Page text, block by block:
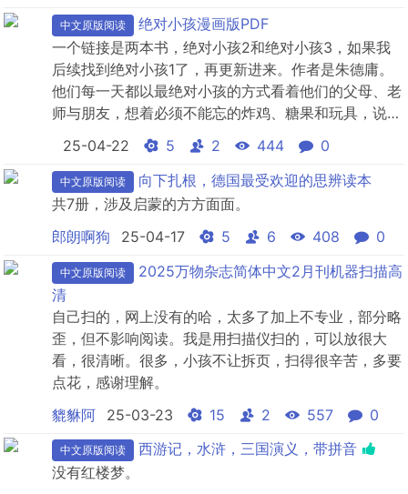
中文原版阅读
绝对小孩漫画版PDF
一个链接是两本书，绝对小孩2和绝对小孩3，如果我
后续找到绝对小孩1了，再更新进来。作者是朱德庸。
他们每一天都以最绝对小孩的方式看着他们的父母、老
师与朋友，想着必须不能忘的炸鸡、糖果和玩具，说着
小孩口中的“人间真相”，演着小孩与大人的拉拉扯扯。
朱德庸的漫画真的很经典。
25-04-22 5 2 444 0
中文原版阅读
向下扎根，德国最受欢迎的思辨读本
共7册，涉及启蒙的方方面面。
郎朗啊狗
25-04-17 5 6 408 0
中文原版阅读
2025万物杂志简体中文2月刊机器扫描高
清
自己扫的，网上没有的哈，太多了加上不专业，部分略
歪，但不影响阅读。我是用扫描仪扫的，可以放很大
看，很清晰。很多，小孩不让拆页，扫得很辛苦，多要
点花，感谢理解。
貔貅阿
25-03-23 15 2 557 0
中文原版阅读
西游记，水浒，三国演义，带拼音
没有红楼梦。